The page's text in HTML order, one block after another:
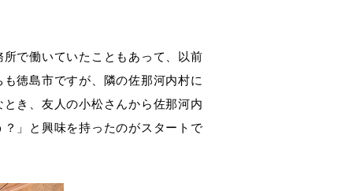
で働いていたこともあって、以前
徳島市ですが、隣の佐那河内村に
き、友人の小松さんから佐那河内
」と興味を持ったのがスタートで